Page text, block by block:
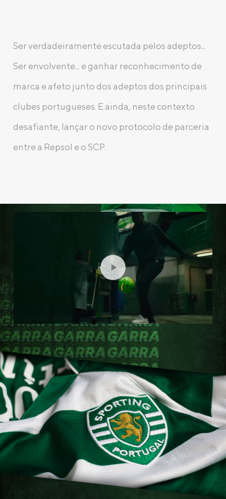
Ser verdadeiramente escutada pelos adeptos...
Ser envolvente... e ganhar reconhecimento de
marca e afeto junto dos adeptos dos principais
clubes portugueses. E ainda, neste contexto
desafiante, lançar o novo protocolo de parceria
entre a Repsol e o SCP.